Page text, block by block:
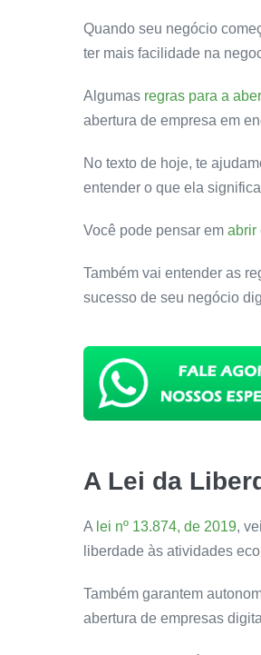
Quando seu negócio
ter mais facilidade na
Algumas regras para a
abertura de empresa em
No texto de hoje, te
entender o que ela
Você pode pensar em abrir
Também vai entender as
sucesso de seu negócio
A Lei da
A lei nº 13.874, de 2019,
liberdade às atividades
Também garantem
abertura de empresas